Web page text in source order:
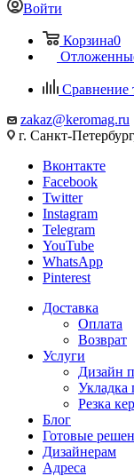
Войти
Корзина0
Сравнение
zakaz@keromag.ru
г. Санкт-
Вконтакте
Facebook
Twitter
Instagram
Telegram
YouTube
WhatsApp
Pinterest
Доставка
Оплата
Возврат
Услуги
Дизайн
Укладка
Резка
Блог
Готовые
Дизайнерам
Адреса